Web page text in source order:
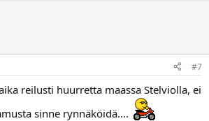
#7
reilusti huurretta maassa Stelviolla, ei
sinne rynnäköidä....